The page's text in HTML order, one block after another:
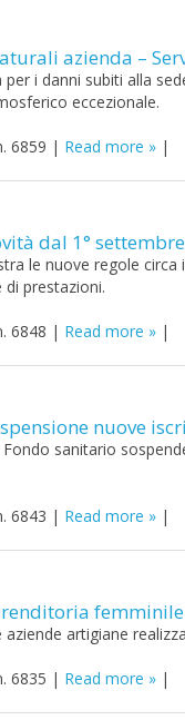
azienda –
per i danni subiti alla
eccezionale.
6859 | Read more |
dal 1°
le nuove regole
prestazioni.
6848 | Read more |
nuove
sanitario
6843 | Read more |
artigiane
6835 | Read more |